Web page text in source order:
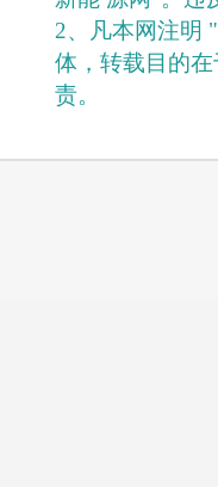
2、凡本网注明
体，转载目的
责。